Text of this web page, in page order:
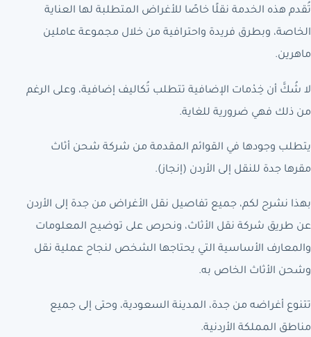
تُقدم هذه الخدمة نقلًا خاصًا للأغراض المتطلبة لها العناية
الخاصة، وبطرق فريدة واحترافية من خلال مجموعة عاملين
ماهرين.
لا شُكَّ أن خِدْمات الإضافية تتطلب تُكاليف إضافية، وعلى الرغم
من ذلك فهي ضرورية للغاية.
يتطلب وجودها في القوائم المقدمة من شركة شحن أثاث
مقرها جدة للنقل إلى الأردن (إنجاز).
بهذا نشرح لكم، جميع تفاصيل نقل الأغراض من جدة إلى الأردن
عن طريق شركة نقل الأثاث، ونحرص على توضيح المعلومات
والمعارف الأساسية التي يحتاجها الشخص لنجاح عملية نقل
وشحن الأثاث الخاص به.
تتنوع أغراضه من جدة، المدينة السعودية، وحتى إلى جميع
مناطق المملكة الأردنية.